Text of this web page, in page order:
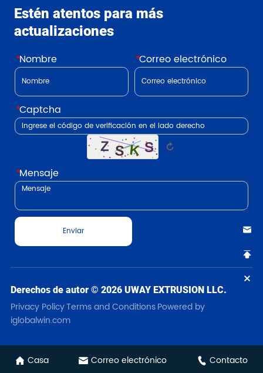
Estén atentos para más
actualizaciones
*Nombre *Correo electrónico
*Captcha
↻
*Mensaje
Enviar
Derechos de autor © 2026 UWAY EXTRUSION LLC.
Privacy PolicyTerms and ConditionsPowered by
iglobalwin.com
Casa Correo electrónico Contacto